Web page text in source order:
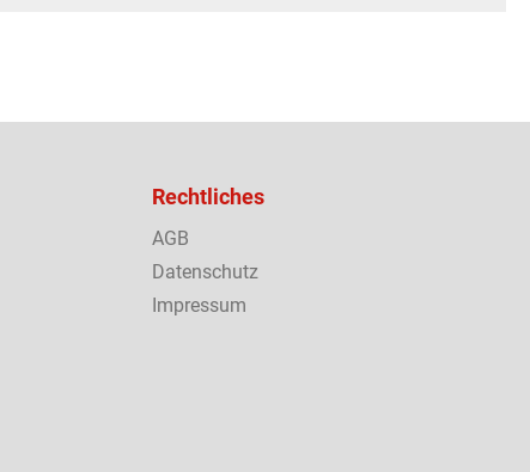
Rechtliches
AGB
Datenschutz
Impressum